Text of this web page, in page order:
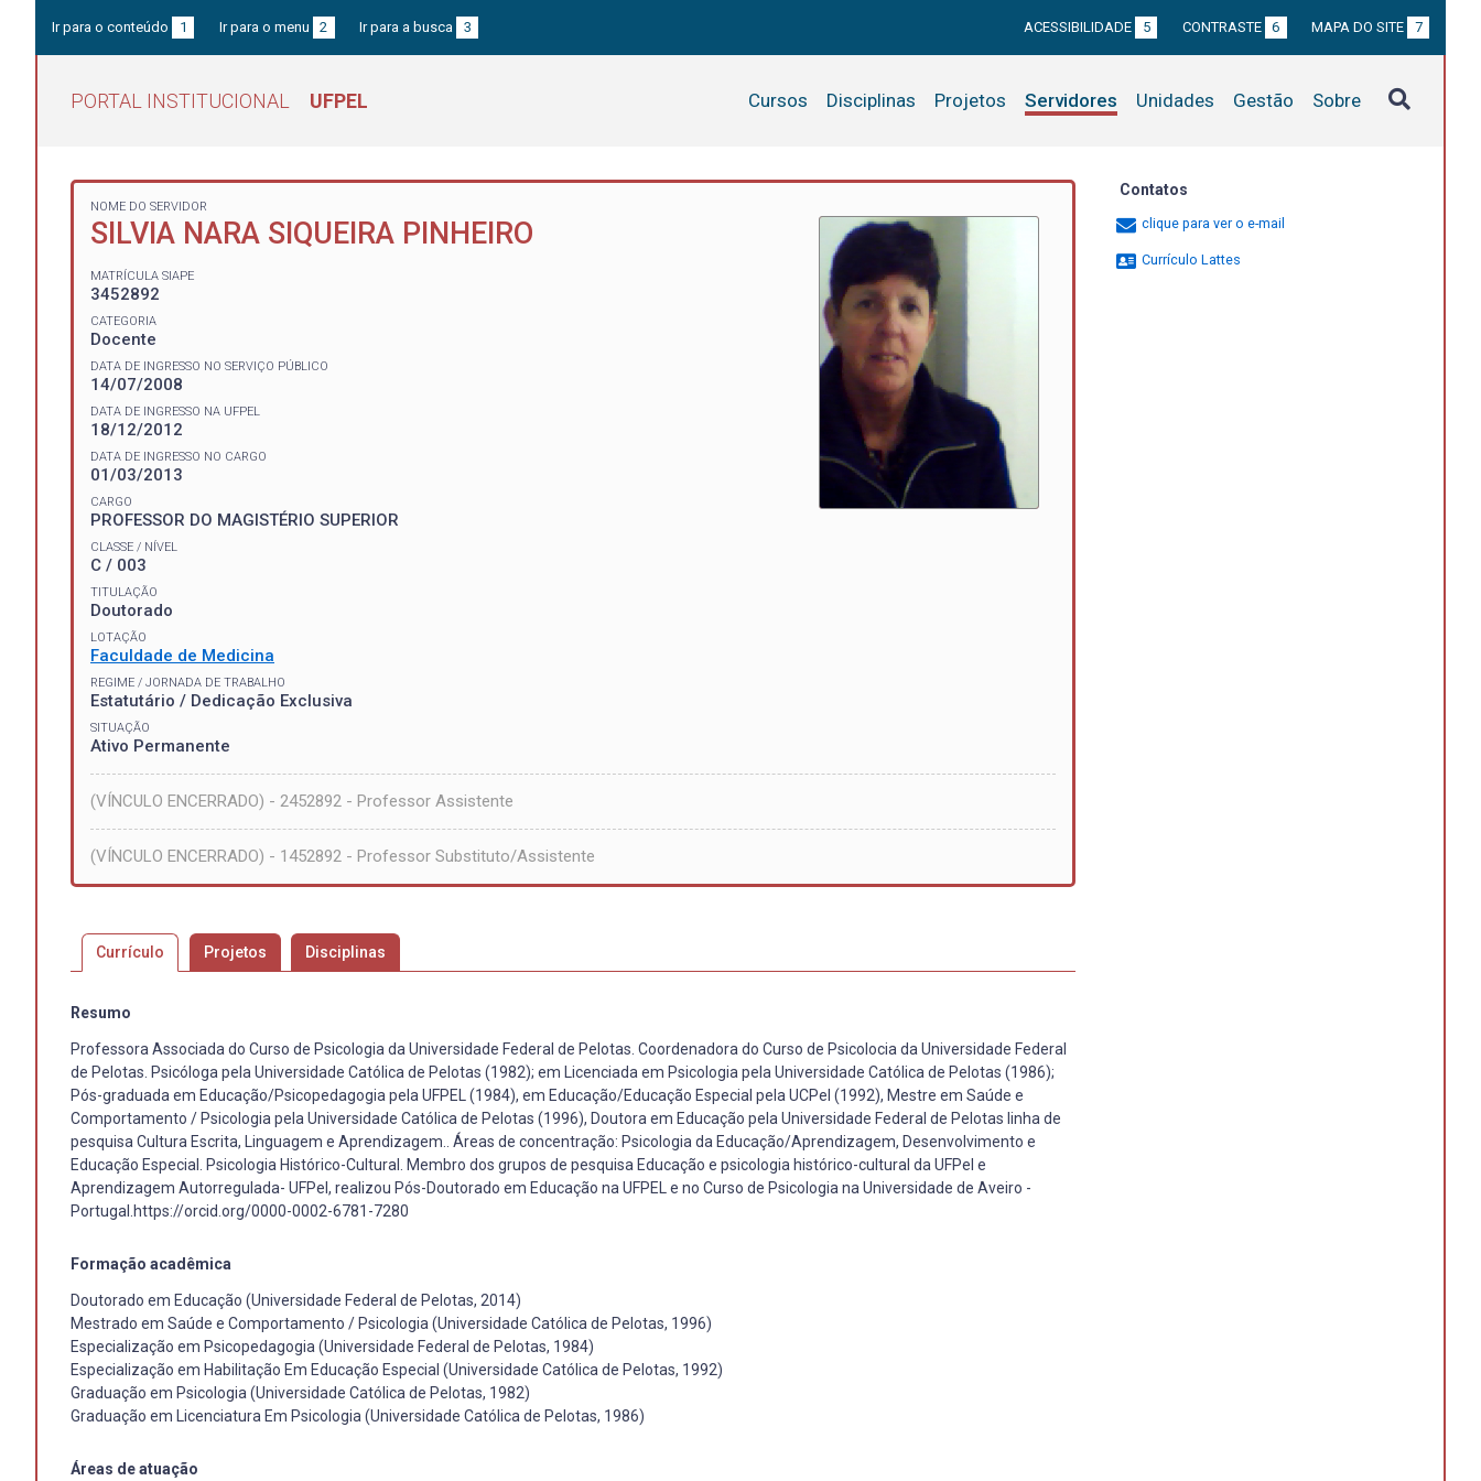
Ir para o conteúdo 1 Ir para o menu 2 Ir para a busca 3 ACESSIBILIDADE 5 CONTRASTE 6 MAPA DO SITE 7
PORTAL INSTITUCIONAL UFPEL Cursos Disciplinas Projetos Servidores Unidades Gestão Sobre
NOME DO SERVIDOR
SILVIA NARA SIQUEIRA PINHEIRO
MATRÍCULA SIAPE
3452892
CATEGORIA
Docente
DATA DE INGRESSO NO SERVIÇO PÚBLICO
14/07/2008
DATA DE INGRESSO NA UFPEL
18/12/2012
DATA DE INGRESSO NO CARGO
01/03/2013
CARGO
PROFESSOR DO MAGISTÉRIO SUPERIOR
CLASSE / NÍVEL
C / 003
TITULAÇÃO
Doutorado
LOTAÇÃO
Faculdade de Medicina
REGIME / JORNADA DE TRABALHO
Estatutário / Dedicação Exclusiva
SITUAÇÃO
Ativo Permanente
(VÍNCULO ENCERRADO) - 2452892 - Professor Assistente
(VÍNCULO ENCERRADO) - 1452892 - Professor Substituto/Assistente
Currículo Projetos Disciplinas
Resumo
Professora Associada do Curso de Psicologia da Universidade Federal de Pelotas. Coordenadora do Curso de Psicolocia da Universidade Federal
de Pelotas. Psicóloga pela Universidade Católica de Pelotas (1982); em Licenciada em Psicologia pela Universidade Católica de Pelotas (1986);
Pós-graduada em Educação/Psicopedagogia pela UFPEL (1984), em Educação/Educação Especial pela UCPel (1992), Mestre em Saúde e
Comportamento / Psicologia pela Universidade Católica de Pelotas (1996), Doutora em Educação pela Universidade Federal de Pelotas linha de
pesquisa Cultura Escrita, Linguagem e Aprendizagem.. Áreas de concentração: Psicologia da Educação/Aprendizagem, Desenvolvimento e
Educação Especial. Psicologia Histórico-Cultural. Membro dos grupos de pesquisa Educação e psicologia histórico-cultural da UFPel e
Aprendizagem Autorregulada- UFPel, realizou Pós-Doutorado em Educação na UFPEL e no Curso de Psicologia na Universidade de Aveiro -
Portugal.https://orcid.org/0000-0002-6781-7280
Formação acadêmica
Doutorado em Educação (Universidade Federal de Pelotas, 2014)
Mestrado em Saúde e Comportamento / Psicologia (Universidade Católica de Pelotas, 1996)
Especialização em Psicopedagogia (Universidade Federal de Pelotas, 1984)
Especialização em Habilitação Em Educação Especial (Universidade Católica de Pelotas, 1992)
Graduação em Psicologia (Universidade Católica de Pelotas, 1982)
Graduação em Licenciatura Em Psicologia (Universidade Católica de Pelotas, 1986)
Áreas de atuação
Contatos
clique para ver o e-mail
Currículo Lattes